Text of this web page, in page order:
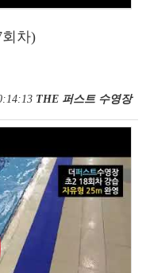
회차)
THE 퍼스트 수영장